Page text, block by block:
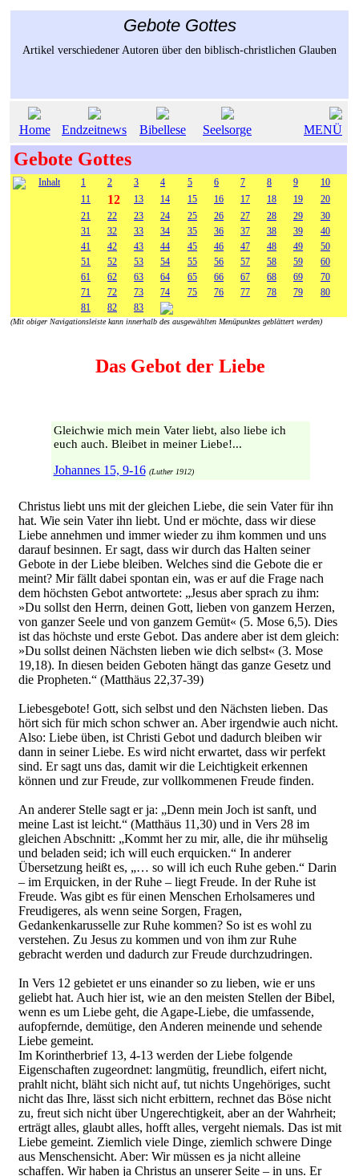
Gebote Gottes
Artikel verschiedener Autoren über den biblisch-christlichen Glauben
Home Endzeitnews Bibellese Seelsorge MENÜ
Gebote Gottes
Inhalt 1 2 3 4 5 6 7 8 9
10
11
12 13 14 15 16 17 18 19
20
21
22 23 24 25 26 27 28 29
30
31
32 33 34 35 36 37 38 39
40
41
42 43 44 45 46 47 48 49
50
51
52 53 54 55 56 57 58 59
60
61
62 63 64 65 66 67 68 69
70
71
72 73 74 75 76 77 78 79
80
81
82 83
(Mit obiger Navigationsleiste kann innerhalb des ausgewählten Menüpunktes geblättert werden)
Das Gebot der Liebe
Gleichwie mich mein Vater liebt, also liebe ich
euch auch. Bleibet in meiner Liebe!...
Johannes 15, 9-16 (Luther 1912)
Christus liebt uns mit der gleichen Liebe, die sein Vater für ihn
hat. Wie sein Vater ihn liebt. Und er möchte, dass wir diese
Liebe annehmen und immer wieder zu ihm kommen und uns
darauf besinnen. Er sagt, dass wir durch das Halten seiner
Gebote in der Liebe bleiben. Welches sind die Gebote die er
meint? Mir fällt dabei spontan ein, was er auf die Frage nach
dem höchsten Gebot antwortete: „Jesus aber sprach zu ihm:
»Du sollst den Herrn, deinen Gott, lieben von ganzem Herzen,
von ganzer Seele und von ganzem Gemüt« (5. Mose 6,5). Dies
ist das höchste und erste Gebot. Das andere aber ist dem gleich:
»Du sollst deinen Nächsten lieben wie dich selbst« (3. Mose
19,18). In diesen beiden Geboten hängt das ganze Gesetz und
die Propheten.“ (Matthäus 22,37-39)
Liebesgebote! Gott, sich selbst und den Nächsten lieben. Das
hört sich für mich schon schwer an. Aber irgendwie auch nicht.
Also: Liebe üben, ist Christi Gebot und dadurch bleiben wir
dann in seiner Liebe. Es wird nicht erwartet, dass wir perfekt
sind. Er sagt uns das, damit wir die Leichtigkeit erkennen
können und zur Freude, zur vollkommenen Freude finden.
An anderer Stelle sagt er ja: „Denn mein Joch ist sanft, und
meine Last ist leicht.“ (Matthäus 11,30) und in Vers 28 im
gleichen Abschnitt: „Kommt her zu mir, alle, die ihr mühselig
und beladen seid; ich will euch erquicken.“ In anderer
Übersetzung heißt es, „… so will ich euch Ruhe geben.“ Darin
– im Erquicken, in der Ruhe – liegt Freude. In der Ruhe ist
Freude. Was gibt es für einen Menschen Erholsameres und
Freudigeres, als wenn seine Sorgen, Fragen,
Gedankenkarusselle zur Ruhe kommen? So ist es wohl zu
verstehen. Zu Jesus zu kommen und von ihm zur Ruhe
gebracht werden und dadurch zur Freude durchzudringen.
In Vers 12 gebietet er uns einander so zu lieben, wie er uns
geliebt hat. Auch hier ist, wie an den meisten Stellen der Bibel,
wenn es um Liebe geht, die Agape-Liebe, die umfassende,
aufopfernde, demütige, den Anderen meinende und sehende
Liebe gemeint.
Im Korintherbrief 13, 4-13 werden der Liebe folgende
Eigenschaften zugeordnet: langmütig, freundlich, eifert nicht,
prahlt nicht, bläht sich nicht auf, tut nichts Ungehöriges, sucht
nicht das Ihre, lässt sich nicht erbittern, rechnet das Böse nicht
zu, freut sich nicht über Ungerechtigkeit, aber an der Wahrheit;
erträgt alles, glaubt alles, hofft alles, vergeht niemals. Das ist mit
Liebe gemeint. Ziemlich viele Dinge, ziemlich schwere Dinge
aus Menschensicht. Aber: Wir müssen es ja nicht alleine
schaffen. Wir haben ja Christus an unserer Seite – in uns. Er